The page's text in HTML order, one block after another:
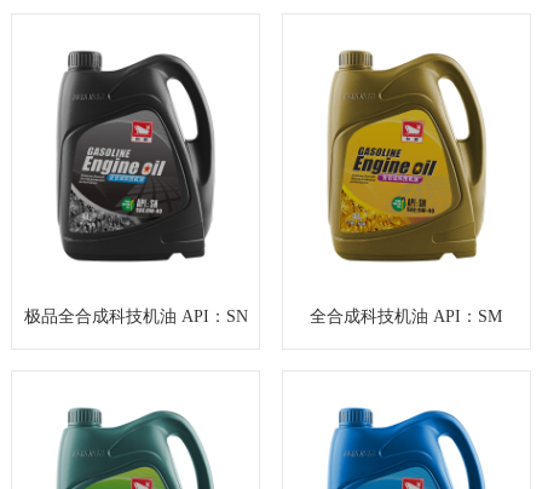
极品全合成科技机油 API：SN 全合成科技机油 API：SM